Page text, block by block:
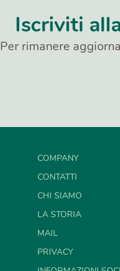
Iscriviti
Per rimanere
COMPANY
CONTATTI
CHI SIAMO
LA STORIA
MAIL
PRIVACY